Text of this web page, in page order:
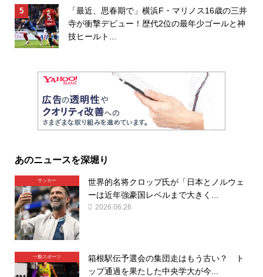
「最近、思春期で」横浜F・マリノス16歳の三井
寺が衝撃デビュー！歴代2位の最年少ゴールと神
技ヒールト...
あのニュースを深堀り
サッカー
世界的名将クロップ氏が「日本とノルウェ
ーは近年強豪国レベルまで大きく...
2026.06.26
一般スポーツ
箱根駅伝予選会の集団走はもう古い？ ト
ップ通過を果たした中央学大が今...